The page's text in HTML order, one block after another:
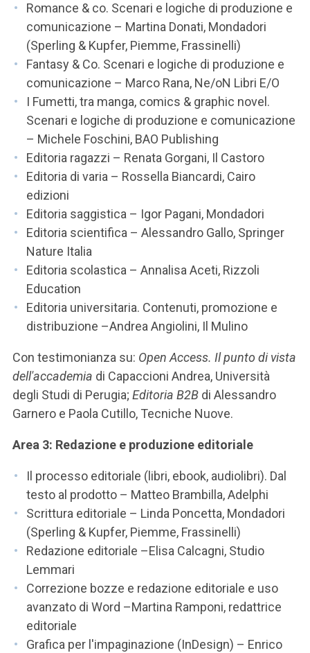
Romance & co. Scenari e logiche di produzione e
comunicazione – Martina Donati, Mondadori
(Sperling & Kupfer, Piemme, Frassinelli)
Fantasy & Co. Scenari e logiche di produzione e
comunicazione – Marco Rana, Ne/oN Libri E/O
I Fumetti, tra manga, comics & graphic novel.
Scenari e logiche di produzione e comunicazione
– Michele Foschini, BAO Publishing
Editoria ragazzi – Renata Gorgani, Il Castoro
Editoria di varia – Rossella Biancardi, Cairo
edizioni
Editoria saggistica – Igor Pagani, Mondadori
Editoria scientifica – Alessandro Gallo, Springer
Nature Italia
Editoria scolastica – Annalisa Aceti, Rizzoli
Education
Editoria universitaria. Contenuti, promozione e
distribuzione –Andrea Angiolini, Il Mulino
Con testimonianza su: Open Access. Il punto di vista
dell'accademia di Capaccioni Andrea, Università
degli Studi di Perugia; Editoria B2B di Alessandro
Garnero e Paola Cutillo, Tecniche Nuove.
Area 3: Redazione e produzione editoriale
Il processo editoriale (libri, ebook, audiolibri). Dal
testo al prodotto – Matteo Brambilla, Adelphi
Scrittura editoriale – Linda Poncetta, Mondadori
(Sperling & Kupfer, Piemme, Frassinelli)
Redazione editoriale –Elisa Calcagni, Studio
Lemmari
Correzione bozze e redazione editoriale e uso
avanzato di Word –Martina Ramponi, redattrice
editoriale
Grafica per l'impaginazione (InDesign) – Enrico